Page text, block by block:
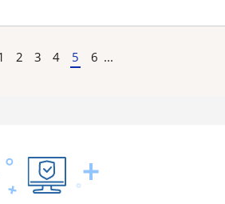
2 3 4 5 6 ...